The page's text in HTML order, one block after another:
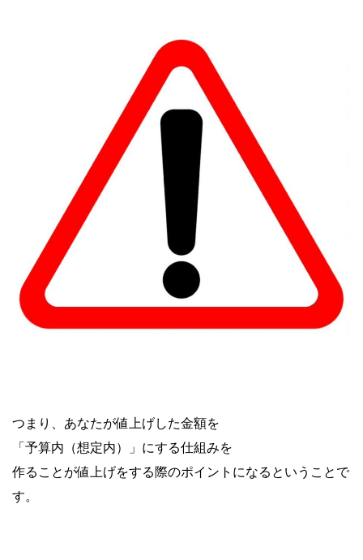
つまり、あなたが値上げした金額を
「予算内（想定内）」にする仕組みを
作ることが値上げをする際のポイントになるということで
す。